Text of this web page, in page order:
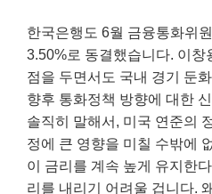
한국은행도 6월 금융통화위
3.50%로 동결했습니다. 이창
점을 두면서도 국내 경기 둔
향후 통화정책 방향에 대한
솔직히 말해서, 미국 연준의
정에 큰 영향을 미칠 수밖에
이 금리를 계속 높게 유지한
리를 내리기 어려울 겁니다.